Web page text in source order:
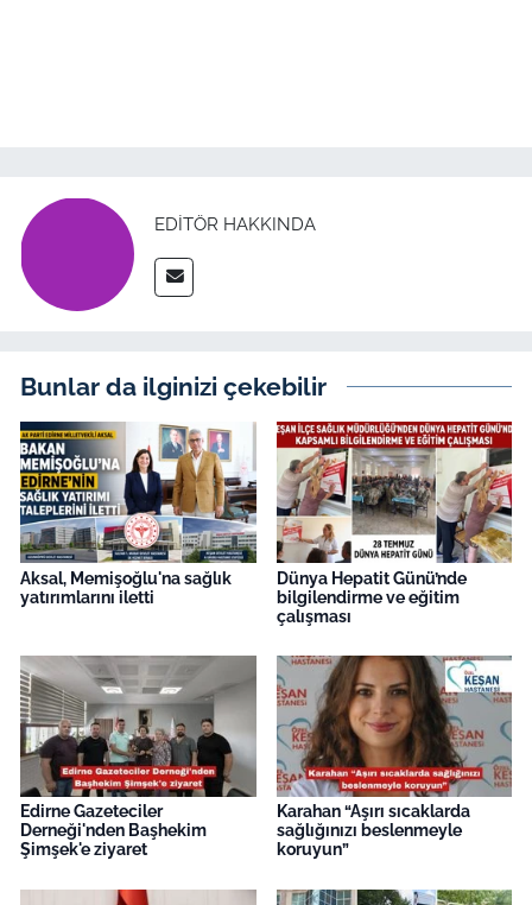
EDITÖR HAKKINDA
Bunlar da ilginizi çekebilir
Aksal, Memişoğlu'na sağlık
yatırımlarını iletti
Dünya Hepatit Günü’nde
bilgilendirme ve eğitim
çalışması
Edirne Gazeteciler
Derneği'nden Başhekim
Şimşek'e ziyaret
Karahan “Aşırı sıcaklarda
sağlığınızı beslenmeyle
koruyun”
İş Dünyası
Bilim Teknoloji
English News
Canlı Maç
Finans
Genel-A